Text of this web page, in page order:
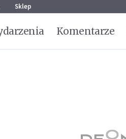
Sklep
Komentarze